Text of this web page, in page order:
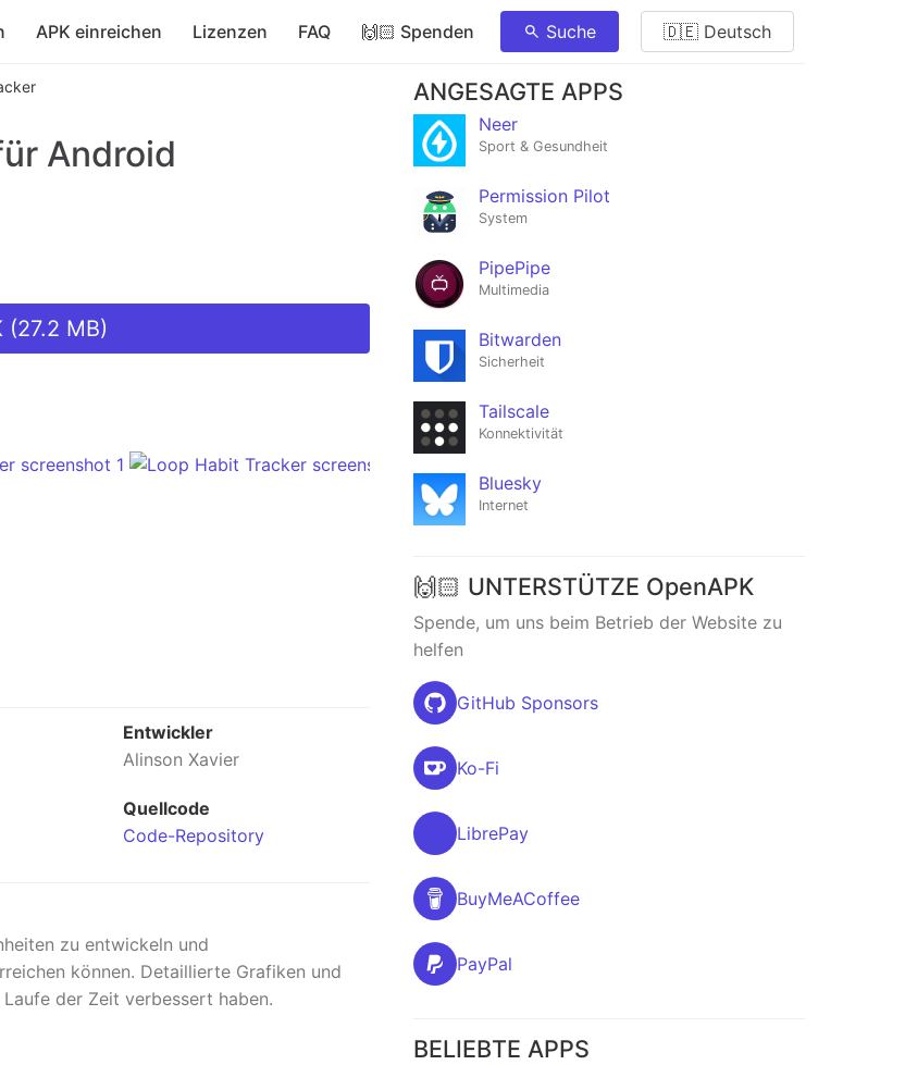
APK einreichen Lizenzen FAQ 🙌🏻 Spenden Suche 🇩🇪 Deutsch
Android
(27.2 MB)
Entwickler
Alinson Xavier
Quellcode
Code-Repository
zu entwickeln und
können. Detaillierte Grafiken und
der Zeit verbessert haben.
ANGESAGTE APPS
Neer
Sport & Gesundheit
Permission Pilot
System
PipePipe
Multimedia
Bitwarden
Sicherheit
Tailscale
Konnektivität
Bluesky
Internet
🙌🏻 UNTERSTÜTZE OpenAPK
Spende, um uns beim Betrieb der Website zu
helfen
GitHub Sponsors
Ko-Fi
LibrePay
BuyMeACoffee
PayPal
BELIEBTE APPS